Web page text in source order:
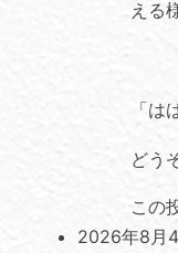
える
「は
どう
この
2026年8月